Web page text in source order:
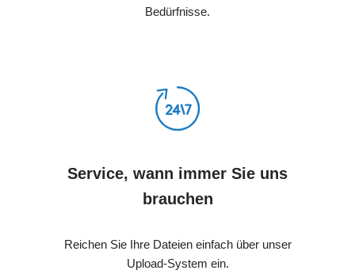
Bedürfnisse.
Service, wann immer Sie uns
brauchen
Reichen Sie Ihre Dateien einfach über unser
Upload-System ein.